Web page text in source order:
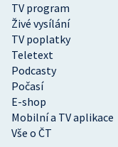
TV program
Živé vysílání
TV poplatky
Teletext
Podcasty
Počasí
E-shop
Mobilní a TV aplikace
Vše o ČT